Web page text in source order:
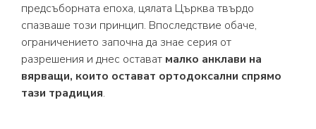
предсъборната епоха, цялата Църква твърдо
спазваше този принцип. Впоследствие обаче,
ограничението започна да знае серия от
разрешения и днес остават малко анклави на
вярващи, които остават ортодоксални спрямо
тази традиция.